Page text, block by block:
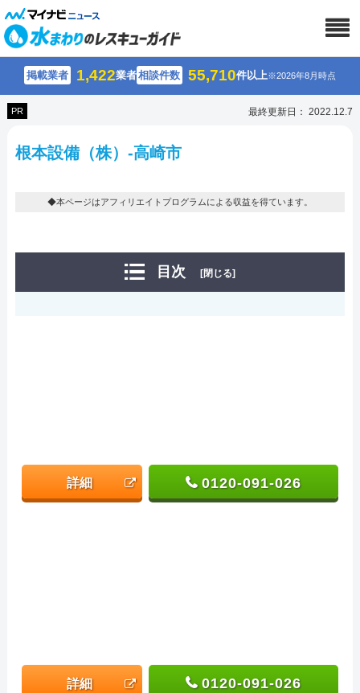
掲載業者 1,422業者相談件数 55,710件以上※2026年8月時点
PR 最終更新日： 2022.12.7
根本設備（株）-高崎市
◆本ページはアフィリエイトプログラムによる収益を得ています。
目次 [閉じる]
詳細 0120-091-026
詳細 0120-091-026